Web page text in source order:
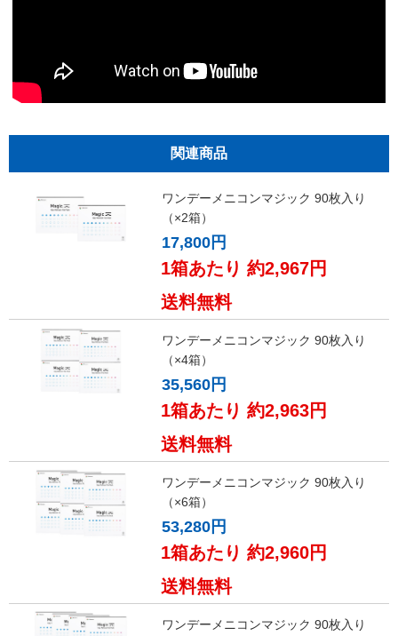
関連商品
ワンデーメニコンマジック 90枚入り
（×2箱）
17,800円
1箱あたり 約2,967円
送料無料
ワンデーメニコンマジック 90枚入り
（×4箱）
35,560円
1箱あたり 約2,963円
送料無料
ワンデーメニコンマジック 90枚入り
（×6箱）
53,280円
1箱あたり 約2,960円
送料無料
ワンデーメニコンマジック 90枚入り